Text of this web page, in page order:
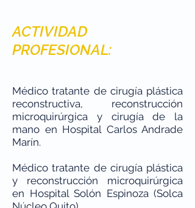
ACTIVIDAD
PROFESIONAL:
Médico tratante de cirugía plástica
reconstructiva, reconstrucción
microquirúrgica y cirugía de la
mano en Hospital Carlos Andrade
Marín.
Médico tratante de cirugía plástica
y reconstrucción microquirúrgica
en Hospital Solón Espinoza (Solca